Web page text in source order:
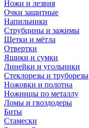
Ножи и лезвия
Очки защитные
Напильники
Струбцины и зажимы
Щетки и мётла
Отвертки
Ящики и сумки
Линейки и угольники
Стеклорезы и труборезы
Ножовки и полотна
Ножницы по металлу
Ломы и гвоздодеры
Биты
Стамески